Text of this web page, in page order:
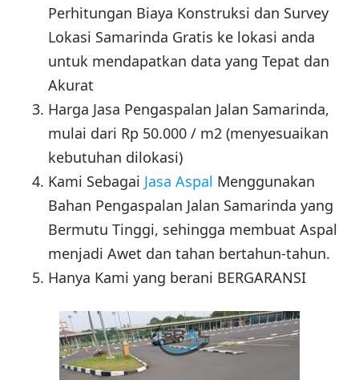
Perhitungan Biaya Konstruksi dan Survey
Lokasi Samarinda Gratis ke lokasi anda
untuk mendapatkan data yang Tepat dan
Akurat
Harga Jasa Pengaspalan Jalan Samarinda,
mulai dari Rp 50.000 / m2 (menyesuaikan
kebutuhan dilokasi)
Kami Sebagai Jasa Aspal Menggunakan
Bahan Pengaspalan Jalan Samarinda yang
Bermutu Tinggi, sehingga membuat Aspal
menjadi Awet dan tahan bertahun-tahun.
Hanya Kami yang berani BERGARANSI